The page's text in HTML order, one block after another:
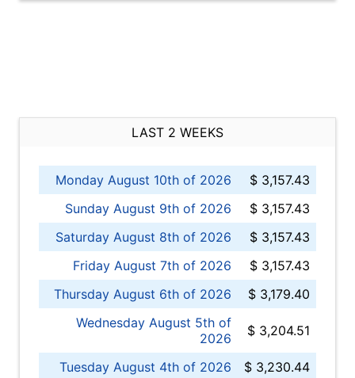
LAST 2 WEEKS
Monday August 10th of 2026
$ 3,157.43
Sunday August 9th of 2026
$ 3,157.43
Saturday August 8th of 2026
$ 3,157.43
Friday August 7th of 2026
$ 3,157.43
Thursday August 6th of 2026
$ 3,179.40
Wednesday August 5th of
2026
$ 3,204.51
Tuesday August 4th of 2026
$ 3,230.44